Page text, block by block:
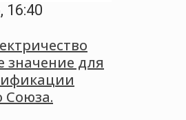
16:40
значение для
Союза.